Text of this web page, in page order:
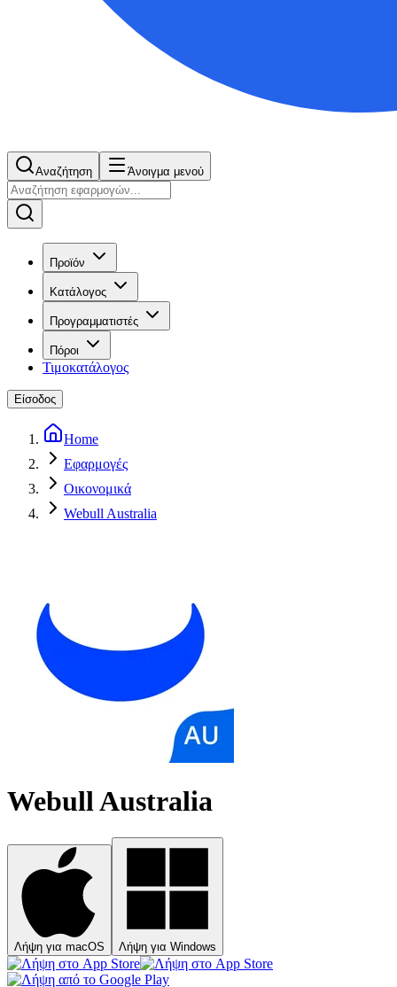
Αναζήτηση Άνοιγμα μενού
Προϊόν
Κατάλογος
Προγραμματιστές
Πόροι
Τιμοκατάλογος
Είσοδος
Home
Εφαρμογές
Οικονομικά
Webull Australia
Webull Australia
Λήψη για macOS Λήψη για Windows